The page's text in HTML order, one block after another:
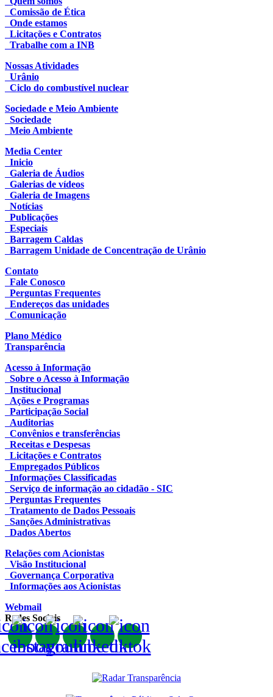
Comissão de Ética
Onde estamos
Licitações e Contratos
Trabalhe com a INB
Nossas Atividades
Urânio
Ciclo do combustível nuclear
Sociedade e Meio Ambiente
Sociedade
Meio Ambiente
Media Center
Inicio
Galeria de Áudios
Galerias de vídeos
Galeria de Imagens
Notícias
Publicações
Especiais
Barragem Caldas
Barragem Unidade de Concentração de Urânio
Contato
Fale Conosco
Perguntas Frequentes
Endereços das unidades
Comunicação
Plano Médico
Transparência
Acesso à Informação
Sobre o Acesso à Informação
Institucional
Ações e Programas
Participação Social
Auditorias
Convênios e transferências
Receitas e Despesas
Licitações e Contratos
Empregados Públicos
Informações Classificadas
Serviço de informação ao cidadão - SIC
Perguntas Frequentes
Tratamento de Dados Pessoais
Sanções Administrativas
Dados Abertos
Relações com Acionistas
Visão Institucional
Governança Corporativa
Informações aos Acionistas
Webmail
Redes Sociais